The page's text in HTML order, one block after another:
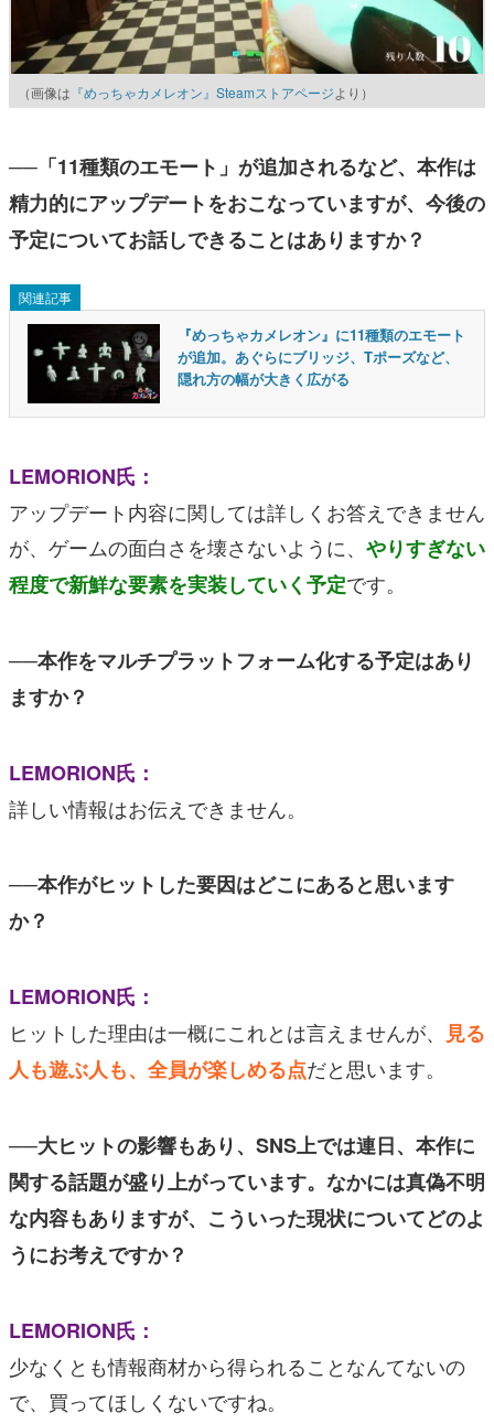
（画像は 『めっちゃカメレオン』Steamストアページより）
──「11種類のエモート」が追加されるなど、本作は
精力的にアップデートをおこなっていますが、今後の
予定についてお話しできることはありますか？
関連記事
『めっちゃカメレオン』に11種類のエモート
が追加。あぐらにブリッジ、Tポーズなど、
隠れ方の幅が大きく広がる
LEMORION氏：
アップデート内容に関しては詳しくお答えできません
が、ゲームの面白さを壊さないように、 やりすぎない
程度で新鮮な要素を実装していく予定です。
──本作をマルチプラットフォーム化する予定はあり
ますか？
LEMORION氏：
詳しい情報はお伝えできません。
──本作がヒットした要因はどこにあると思います
か？
LEMORION氏：
ヒットした理由は一概にこれとは言えませんが、 見る
人も遊ぶ人も、全員が楽しめる点だと思います。
──大ヒットの影響もあり、SNS上では連日、本作に
関する話題が盛り上がっています。なかには真偽不明
な内容もありますが、こういった現状についてどのよ
うにお考えですか？
LEMORION氏：
少なくとも情報商材から得られることなんてないの
で、買ってほしくないですね。